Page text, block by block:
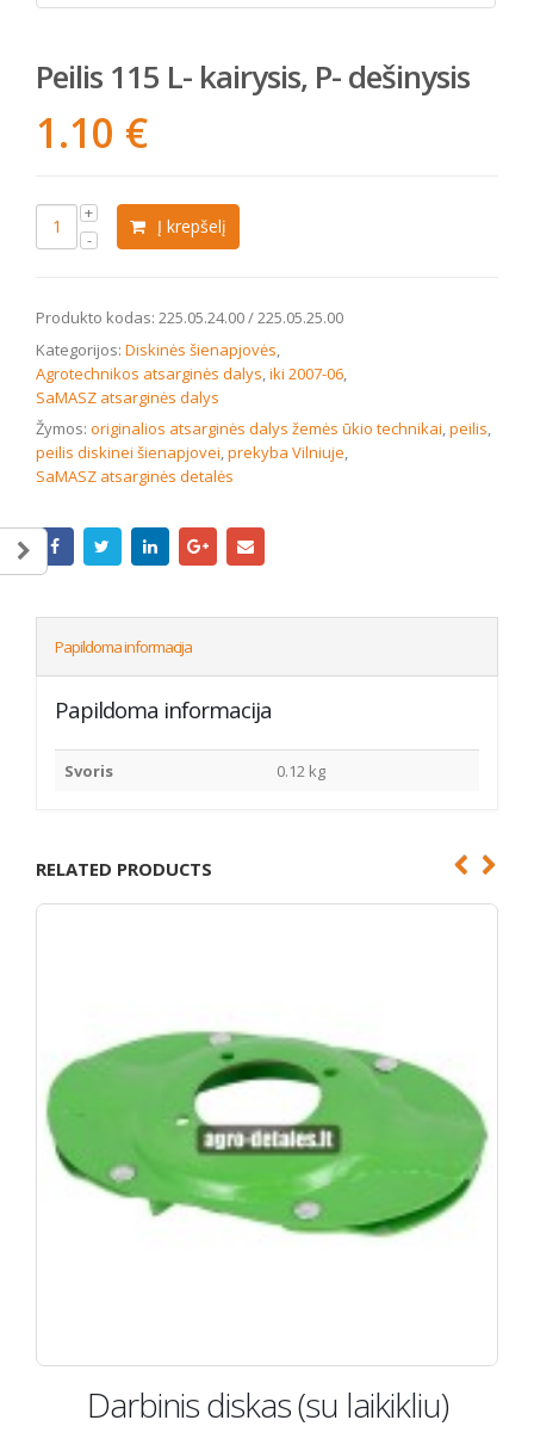
Peilis 115 L- kairysis, P- dešinysis
1.10 €
Į krepšelį
Produkto kodas: 225.05.24.00 / 225.05.25.00
Kategorijos: Diskinės šienapjovės,
Agrotechnikos atsarginės dalys,iki 2007-06,
SaMASZ atsarginės dalys
Žymos: originalios atsarginės dalys žemės ūkio technikai,peilis,
peilis diskinei šienapjovei,prekyba Vilniuje,
SaMASZ atsarginės detalės
Papildoma informacija
Papildoma informacija
Svoris 0.12 kg
RELATED PRODUCTS
Darbinis diskas (su laikikliu)